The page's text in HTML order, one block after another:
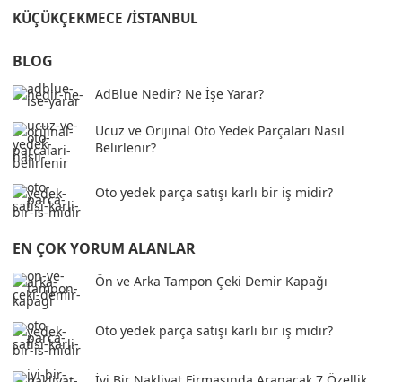
KÜÇÜKÇEKMECE /İSTANBUL
BLOG
AdBlue Nedir? Ne İşe Yarar?
Ucuz ve Orijinal Oto Yedek Parçaları Nasıl
Belirlenir?
Oto yedek parça satışı karlı bir iş midir?
EN ÇOK YORUM ALANLAR
Ön ve Arka Tampon Çeki Demir Kapağı
Oto yedek parça satışı karlı bir iş midir?